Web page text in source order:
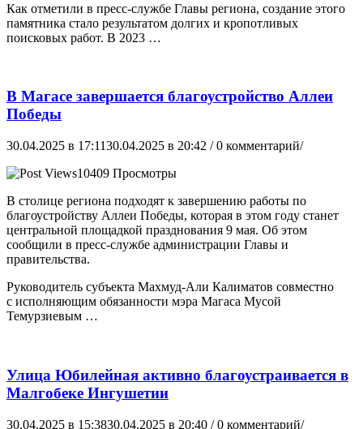
Как отметили в пресс-службе Главы региона, создание этого
памятника стало результатом долгих и кропотливых
поисковых работ. В 2023 …
В Магасе завершается благоустройство Аллеи
Победы
30.04.2025 в 17:1130.04.2025 в 20:42 / 0 комментарий/
10409 Просмотры
В столице региона подходят к завершению работы по
благоустройству Аллеи Победы, которая в этом году станет
центральной площадкой празднования 9 мая. Об этом
сообщили в пресс-службе администрации Главы и
правительства.
Руководитель субъекта Махмуд-Али Калиматов совместно
с исполняющим обязанности мэра Магаса Мусой
Темурзиевым …
Улица Юбилейная активно благоустраивается в
Малгобеке Ингушетии
30.04.2025 в 15:3830.04.2025 в 20:40 / 0 комментарий/